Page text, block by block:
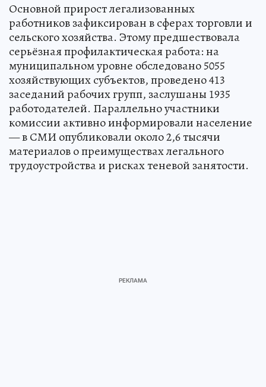
Основной прирост легализованных
работников зафиксирован в сферах торговли и
сельского хозяйства. Этому предшествовала
серьёзная профилактическая работа: на
муниципальном уровне обследовано 5055
хозяйствующих субъектов, проведено 413
заседаний рабочих групп, заслушаны 1935
работодателей. Параллельно участники
комиссии активно информировали население
— в СМИ опубликовали около 2,6 тысячи
материалов о преимуществах легального
трудоустройства и рисках теневой занятости.